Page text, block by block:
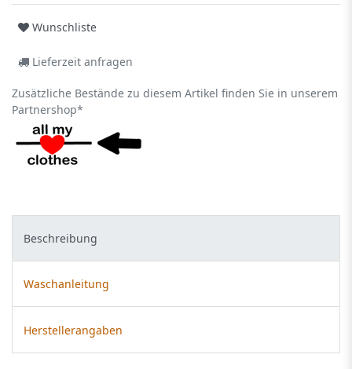
Wunschliste
Lieferzeit anfragen
Zusätzliche Bestände zu diesem Artikel finden Sie in unserem
Partnershop*
Beschreibung
Waschanleitung
Herstellerangaben